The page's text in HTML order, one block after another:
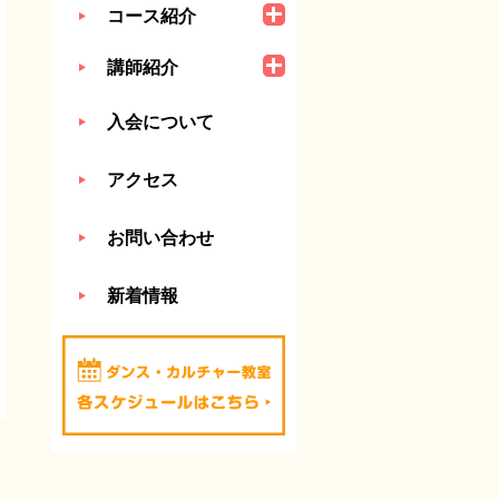
コース紹介
講師紹介
入会について
アクセス
お問い合わせ
新着情報